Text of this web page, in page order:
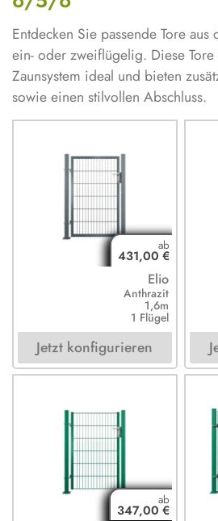
Entdecken Sie passende Tore
ein- oder zweiflügelig. Diese
Zaunsystem ideal und bieten
sowie einen stilvollen Abschluss.
431,00 €
Elio
Anthrazit
1,6m
1 Flügel
Jetzt konfigurieren
347,00 €